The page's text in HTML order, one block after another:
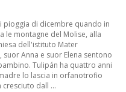
pioggia di dicembre quando in
le montagne del Molise, alla
dell'istituto Mater
Anna e suor Elena sentono
Tulipán ha quattro anni
lo lascia in orfanotrofio
cresciuto dall ...